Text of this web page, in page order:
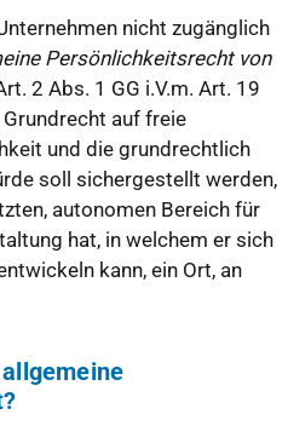
nicht zugänglich
Persönlichkeitsrecht von
2 Abs. 1 GG i.V.m. Art. 19
auf freie
und die grundrechtlich
soll sichergestellt werden,
autonomen Bereich für
hat, in welchem er sich
kann, ein Ort, an